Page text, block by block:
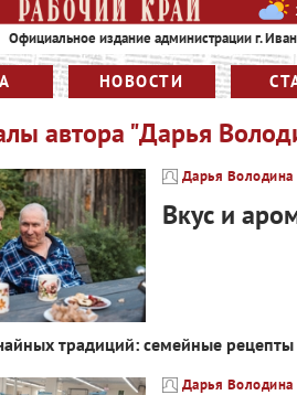
Официальное издание администрации г.
НОВОСТИ
автора "Дарья
Дарья Володина
Вкус и
традиций: семейные рецепты
Дарья Володина